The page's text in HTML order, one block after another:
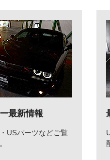
最新情報
USパーツなどご覧